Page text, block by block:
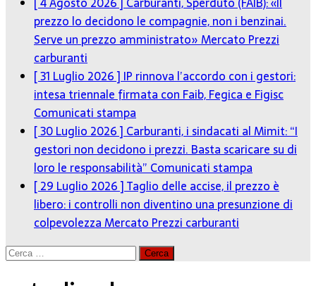
prezzo lo decidono le compagnie, non i benzinai.
Serve un prezzo amministrato»Mercato Prezzi
carburanti
[ 31 Luglio 2026 ] IP rinnova l’accordo con i gestori:
intesa triennale firmata con Faib, Fegica e Figisc
Comunicati stampa
[ 30 Luglio 2026 ] Carburanti, i sindacati al Mimit: “I
gestori non decidono i prezzi. Basta scaricare su di
loro le responsabilità” Comunicati stampa
[ 29 Luglio 2026 ]Taglio delle accise, il prezzo è
libero: i controlli non diventino una presunzione di
colpevolezzaMercato Prezzi carburanti
Ricerca